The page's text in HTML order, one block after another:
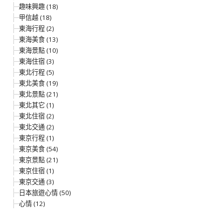
趣味興趣 (18)
甲信越 (18)
東海行程 (2)
東海美食 (13)
東海景點 (10)
東海住宿 (3)
東北行程 (5)
東北美食 (19)
東北景點 (21)
東北其它 (1)
東北住宿 (2)
東北交通 (2)
東京行程 (1)
東京美食 (54)
東京景點 (21)
東京住宿 (1)
東京交通 (3)
日本旅遊心情 (50)
心情 (12)